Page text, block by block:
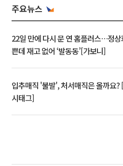
주요뉴스
22일 만에 다시 문 연 홈플러스…정상
쁜데 재고 없어 ‘발동동’[가보니]
입추매직 '불발', 처서매직은 올까요?
시태그]